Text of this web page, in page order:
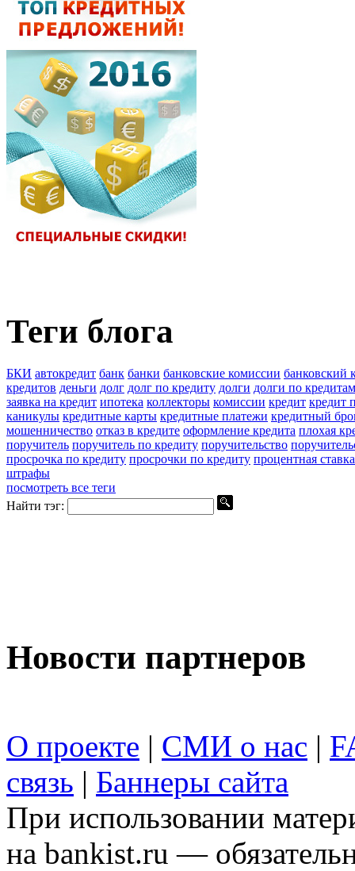
Теги блога
БКИ автокредит банк банки банковские комиссии банковский
кредитов деньги долг долг по кредиту долги долги по кредитам
заявка на кредит ипотека коллекторы комиссии кредит кредит
каникулы кредитные карты кредитные платежи кредитный
мошенничество отказ в кредите оформление кредита плохая
поручитель поручитель по кредиту поручительство
просрочка по кредиту просрочки по кредиту процентная ставка
штрафы
посмотреть все теги
Найти тэг:
Новости партнеров
О проекте | СМИ о нас |
связь | Баннеры сайта
При использовании
на bankist.ru —